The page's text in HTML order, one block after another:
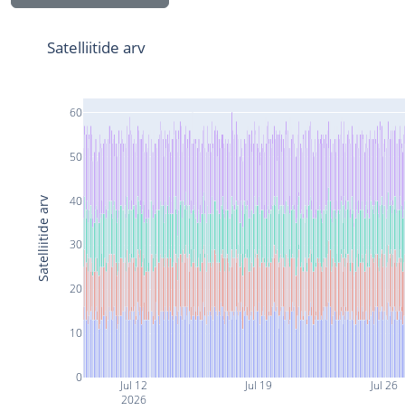
Jul 12
2026
Jul 19 Jul 26
0
10
20
30
40
50
60
Satelliitide arv
Satelliitide arv